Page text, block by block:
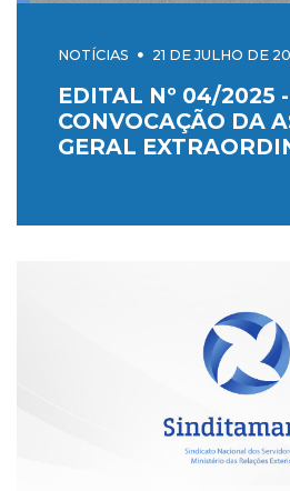
NOTÍCIAS 21 DE JULHO DE
EDITAL Nº 04/2025 -
CONVOCAÇÃO DA
GERAL